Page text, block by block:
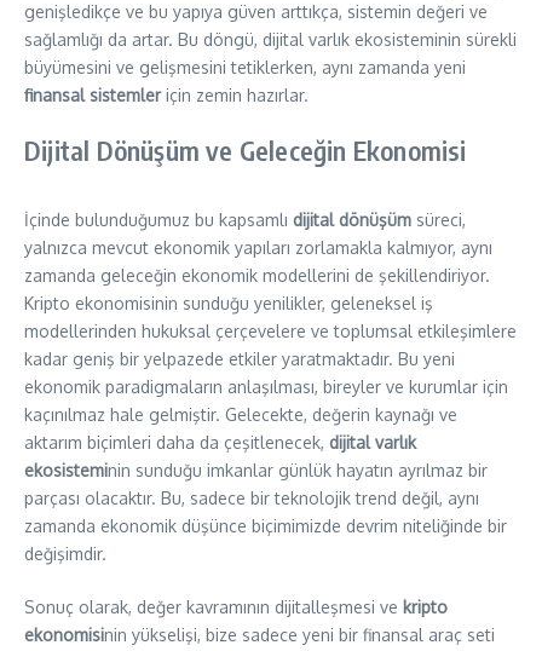
genişledikçe ve bu yapıya güven arttıkça, sistemin değeri ve
sağlamlığı da artar. Bu döngü, dijital varlık ekosisteminin sürekli
büyümesini ve gelişmesini tetiklerken, aynı zamanda yeni
finansal sistemleriçin zemin hazırlar.
Dijital Dönüşüm ve Geleceğin Ekonomisi
İçinde bulunduğumuz bu kapsamlı dijital dönüşüm süreci,
yalnızca mevcut ekonomik yapıları zorlamakla kalmıyor, aynı
zamanda geleceğin ekonomik modellerini de şekillendiriyor.
Kripto ekonomisinin sunduğu yenilikler, geleneksel iş
modellerinden hukuksal çerçevelere ve toplumsal etkileşimlere
kadar geniş bir yelpazede etkiler yaratmaktadır. Bu yeni
ekonomik paradigmaların anlaşılması, bireyler ve kurumlar için
kaçınılmaz hale gelmiştir. Gelecekte, değerin kaynağı ve
aktarım biçimleri daha da çeşitlenecek, dijital varlık
ekosisteminin sunduğu imkanlar günlük hayatın ayrılmaz bir
parçası olacaktır. Bu, sadece bir teknolojik trend değil, aynı
zamanda ekonomik düşünce biçimimizde devrim niteliğinde bir
değişimdir.
Sonuç olarak, değer kavramının dijitalleşmesi ve kripto
ekonomisinin yükselişi, bize sadece yeni bir finansal araç seti